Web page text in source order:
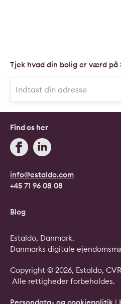
Tjek hvad din bolig er værd på
info@estaldo.com
+45 71 96 08 08
Find os her
Blog
Copyright © 2026, Estaldo,
Alle rettigheder forbeholdes.
Persondata- og cookiepolitik |
Estaldo, Danmark.
Danmarks digitale